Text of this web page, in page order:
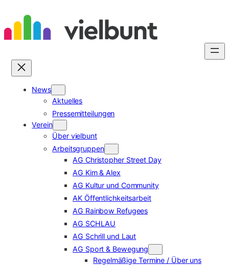
Inhalt
springen
News
Aktuelles
Pressemitteilungen
Verein
Über vielbunt
Arbeitsgruppen
AG Christopher Street Day
AG Kim & Alex
AG Kultur und Community
AK Öffentlichkeitsarbeit
AG Rainbow Refugees
AG SCHLAU
AG Schrill und Laut
AG Sport & Bewegung
Regelmäßige Termine / Über uns